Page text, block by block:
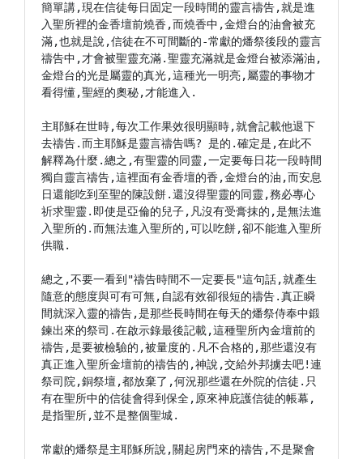
簡單講,現在信徒每日固定一段時間的靈言禱告,就是進
入聖所裡的金香壇前燒香,而燒香中,金燈台的油會被充
滿,也就是說,信徒在不可間斷的-常獻的燔祭後段的靈言
禱告中,才會被聖靈充滿.聖靈充滿就是金燈台被添滿油,
金燈台的光是屬靈的真光,這種光一明亮,屬靈的事物才
看得懂,聖經的奧秘,才能進入.
主耶穌在世時,每次工作果效很明顯時,就會記載他退下
去禱告.而主耶穌是靈言禱告嗎? 是的.確定是,在此不
解釋為什麼.總之,有聖靈的同靈,一定要每日花一段時間
獨自靈言禱告,這裡面有金香壇的香,金燈台的油,而安息
日還能吃到至聖的陳設餅.還沒得聖靈的同靈,務必專心
祈求聖靈.即使是亞倫的兒子,凡沒有受膏抹的,是無法進
入聖所的.而無法進入聖所的,可以吃餅,卻不能進入聖所
供職.
總之,不要一看到"禱告時間不一定要長"這句話,就產生
隨意的態度與可有可無,自認有效卻很短的禱告.真正瞬
間就深入靈的禱告,是那些長時間在每天的燔祭侍奉中鍛
鍊出來的祭司.在啟示錄最後記載,這種聖所內金壇前的
禱告,是要被檢驗的,被量度的.凡不合格的,那些還沒有
真正進入聖所金壇前的禱告的,神說,交給外邦擄去吧!連
祭司院,銅祭壇,都放棄了,何況那些還在外院的信徒.只
有在聖所中的信徒會得到保全,原來神庇護信徒的帳幕,
是指聖所,並不是整個聖城.
常獻的燔祭是主耶穌所說,關起房門來的禱告,不是聚會